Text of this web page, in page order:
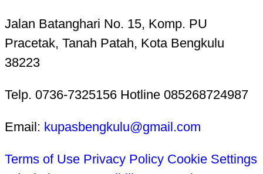
Jalan Batanghari No. 15, Komp. PU
Pracetak, Tanah Patah, Kota Bengkulu
38223
Telp. 0736-7325156 Hotline 085268724987
Email: kupasbengkulu@gmail.com
Terms of Use Privacy Policy Cookie Settings